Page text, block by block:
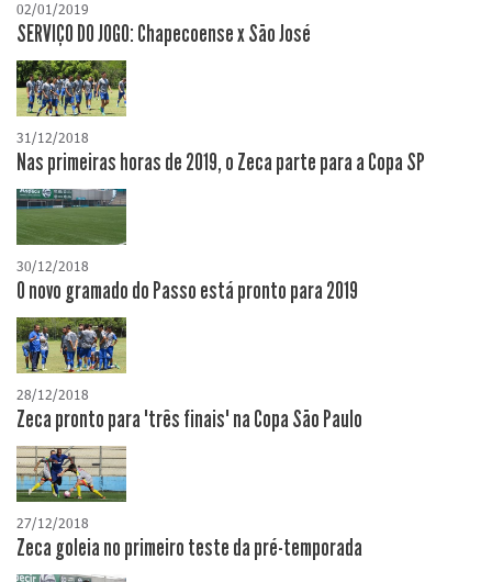
02/01/2019
SERVIÇO DO JOGO: Chapecoense x São José
31/12/2018
Nas primeiras horas de 2019, o Zeca parte para a Copa SP
30/12/2018
O novo gramado do Passo está pronto para 2019
28/12/2018
Zeca pronto para "três finais" na Copa São Paulo
27/12/2018
Zeca goleia no primeiro teste da pré-temporada